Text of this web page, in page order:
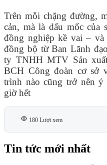
Trên mỗi chặng đường,
cản, mà là dấu mốc
đồng nghiệp kề vai –
đồng bộ từ Ban Lãnh
ty TNHH MTV Sản
BCH Công đoàn cơ sở
trình nào cũng trở nên ý
giờ hết
180 Lượt xem
Tin tức mới nhất